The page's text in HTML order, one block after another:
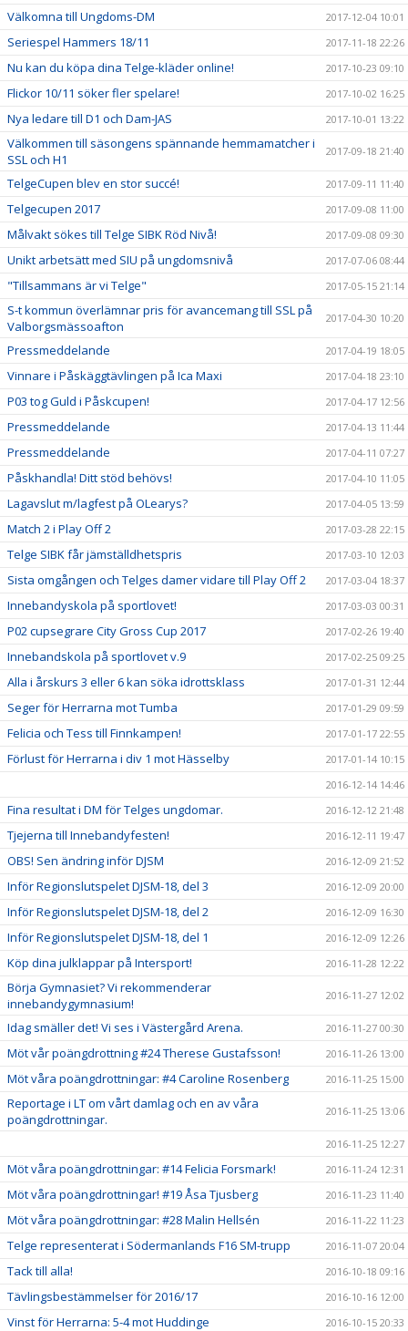
Välkomna till Ungdoms-DM 2017-12-04 10:01
Seriespel Hammers 18/11 2017-11-18 22:26
Nu kan du köpa dina Telge-kläder online! 2017-10-23 09:10
Flickor 10/11 söker fler spelare! 2017-10-02 16:25
Nya ledare till D1 och Dam-JAS 2017-10-01 13:22
Välkommen till säsongens spännande hemmamatcher i
SSL och H1
2017-09-18 21:40
TelgeCupen blev en stor succé! 2017-09-11 11:40
Telgecupen 2017 2017-09-08 11:00
Målvakt sökes till Telge SIBK Röd Nivå! 2017-09-08 09:30
Unikt arbetsätt med SIU på ungdomsnivå 2017-07-06 08:44
"Tillsammans är vi Telge" 2017-05-15 21:14
S-t kommun överlämnar pris för avancemang till SSL på
Valborgsmässoafton
2017-04-30 10:20
Pressmeddelande 2017-04-19 18:05
Vinnare i Påskäggtävlingen på Ica Maxi 2017-04-18 23:10
P03 tog Guld i Påskcupen! 2017-04-17 12:56
Pressmeddelande 2017-04-13 11:44
Pressmeddelande 2017-04-11 07:27
Påskhandla! Ditt stöd behövs! 2017-04-10 11:05
Lagavslut m/lagfest på OLearys? 2017-04-05 13:59
Match 2 i Play Off 2 2017-03-28 22:15
Telge SIBK får jämställdhetspris 2017-03-10 12:03
Sista omgången och Telges damer vidare till Play Off 2 2017-03-04 18:37
Innebandyskola på sportlovet! 2017-03-03 00:31
P02 cupsegrare City Gross Cup 2017 2017-02-26 19:40
Innebandskola på sportlovet v.9 2017-02-25 09:25
Alla i årskurs 3 eller 6 kan söka idrottsklass 2017-01-31 12:44
Seger för Herrarna mot Tumba 2017-01-29 09:59
Felicia och Tess till Finnkampen! 2017-01-17 22:55
Förlust för Herrarna i div 1 mot Hässelby
2017-01-14 10:15
2016-12-14 14:46
Fina resultat i DM för Telges ungdomar. 2016-12-12 21:48
Tjejerna till Innebandyfesten! 2016-12-11 19:47
OBS! Sen ändring inför DJSM 2016-12-09 21:52
Inför Regionslutspelet DJSM-18, del 3 2016-12-09 20:00
Inför Regionslutspelet DJSM-18, del 2 2016-12-09 16:30
Inför Regionslutspelet DJSM-18, del 1 2016-12-09 12:26
Köp dina julklappar på Intersport! 2016-11-28 12:22
Börja Gymnasiet? Vi rekommenderar
innebandygymnasium!
2016-11-27 12:02
Idag smäller det! Vi ses i Västergård Arena. 2016-11-27 00:30
Möt vår poängdrottning #24 Therese Gustafsson! 2016-11-26 13:00
Möt våra poängdrottningar: #4 Caroline Rosenberg 2016-11-25 15:00
Reportage i LT om vårt damlag och en av våra
poängdrottningar.
2016-11-25 13:06
2016-11-25 12:27
Möt våra poängdrottningar: #14 Felicia Forsmark! 2016-11-24 12:31
Möt våra poängdrottningar! #19 Åsa Tjusberg 2016-11-23 11:40
Möt våra poängdrottningar: #28 Malin Hellsén 2016-11-22 11:23
Telge representerat i Södermanlands F16 SM-trupp 2016-11-07 20:04
Tack till alla! 2016-10-18 09:16
Tävlingsbestämmelser för 2016/17 2016-10-16 12:00
Vinst för Herrarna: 5-4 mot Huddinge 2016-10-15 20:33